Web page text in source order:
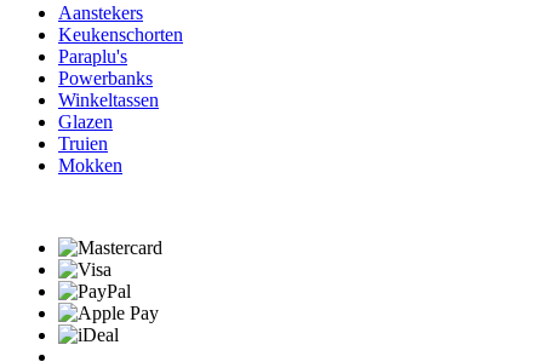
Aanstekers
Keukenschorten
Paraplu's
Powerbanks
Winkeltassen
Glazen
Truien
Mokken